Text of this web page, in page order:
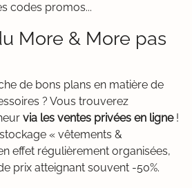
codes promos...
More & More pas
de bons plans en matière de
? Vous trouverez
via les ventes privées en ligne!
« vêtements &
effet régulièrement organisées,
prix atteignant souvent -50%.